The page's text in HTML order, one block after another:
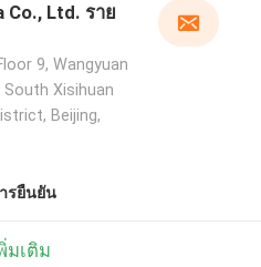
Co., Ltd. ราย
9, Wangyuan
South Xisihuan
Beijing,
รยืนยัน
มเติม